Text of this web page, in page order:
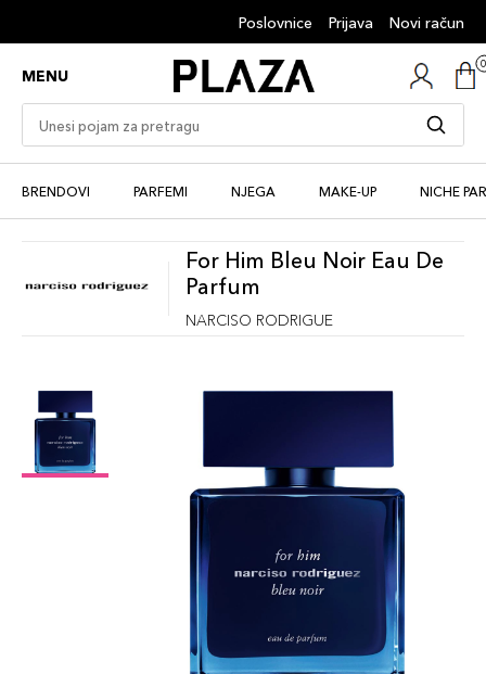
Poslovnice Prijava Novi račun
MENU
BRENDOVI PARFEMI NJEGA MAKE-UP NICHE
For Him Bleu Noir Eau De
Parfum
NARCISO RODRIGUE